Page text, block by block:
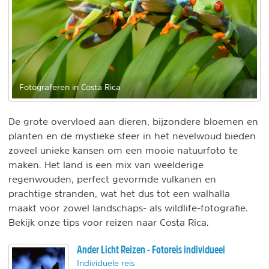
Fotograferen in Costa Rica
De grote overvloed aan dieren, bijzondere bloemen en
planten en de mystieke sfeer in het nevelwoud bieden
zoveel unieke kansen om een mooie natuurfoto te
maken. Het land is een mix van weelderige
regenwouden, perfect gevormde vulkanen en
prachtige stranden, wat het dus tot een walhalla
maakt voor zowel landschaps- als wildlife-fotografie.
Bekijk onze tips voor reizen naar Costa Rica.
Ander Licht Reizen - Fotoreis individueel
Individuele reis